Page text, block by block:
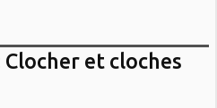
Clocher et cloches